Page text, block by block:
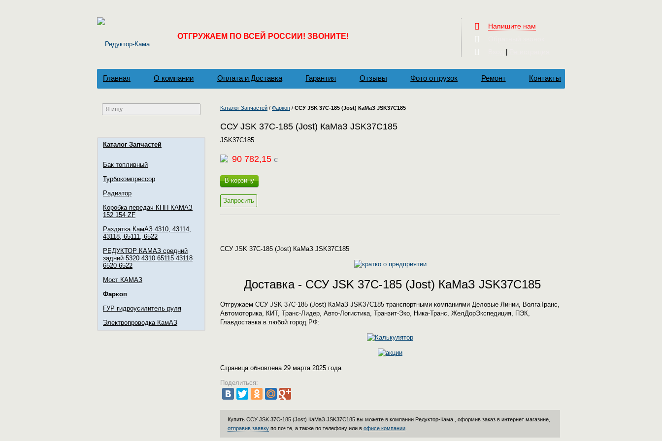
ОТГРУЖАЕМ ПО ВСЕЙ РОССИИ! ЗВОНИТЕ!
Напишите нам
|
Главная О компании Оплата и Доставка Гарантия Отзывы Фото отгрузок Ремонт Контакты
Каталог Запчастей
Бак топливный
Турбокомпрессор
Радиатор
Коробка передач КПП КАМАЗ
152 154 ZF
Раздатка КамАЗ 4310, 43114,
43118, 65111, 6522
РЕДУКТОР КАМАЗ средний
задний 5320 4310 65115 43118
6520 6522
Мост КАМАЗ
Фаркоп
ГУР гидроусилитель руля
Электропроводка КамАЗ
Каталог Запчастей / Фаркоп / ССУ JSK 37C-185 (Jost) КаМаЗ JSK37C185
ССУ JSK 37C-185 (Jost) КаМаЗ JSK37C185
JSK37C185
90 782,15 c
В корзину
Запросить
ССУ JSK 37C-185 (Jost) КаМаЗ JSK37C185
Доставка - ССУ JSK 37C-185 (Jost) КаМаЗ JSK37C185
Отгружаем ССУ JSK 37C-185 (Jost) КаМаЗ JSK37C185 транспортными компаниями Деловые Линии, ВолгаТранс,
Автомоторика, КИТ, Транс-Лидер, Авто-Логистика, Транзит-Эко, Ника-Транс, ЖелДорЭкспедиция, ПЭК,
Главдоставка в любой город РФ:
Страница обновлена 29 марта 2025 года
Поделиться:
Купить ССУ JSK 37C-185 (Jost) КаМаЗ JSK37C185 вы можете в компании Редуктор-Кама , оформив заказ в интернет магазине,
отправив заявку по почте, а также по телефону или в офисе компании